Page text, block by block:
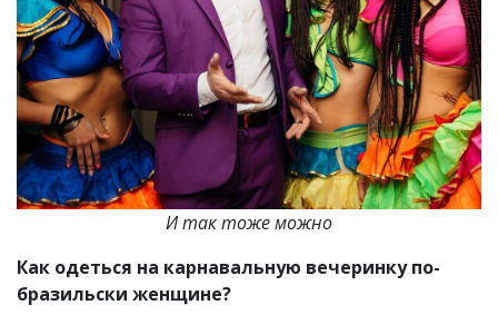
И так тоже можно
Как одеться на карнавальную вечеринку по-
бразильски женщине?